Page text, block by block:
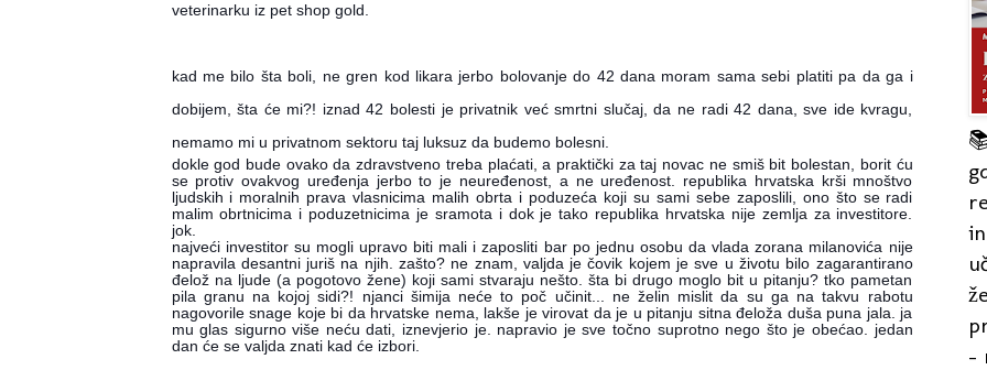
veterinarku iz pet shop gold.
kad me bilo šta boli, ne gren kod likara jerbo bolovanje do 42 dana moram sama sebi platiti pa da ga i
dobijem, šta će mi?! iznad 42 bolesti je privatnik već smrtni slučaj, da ne radi 42 dana, sve ide kvragu,
nemamo mi u privatnom sektoru taj luksuz da budemo bolesni.
dokle god bude ovako da zdravstveno treba plaćati, a praktički za taj novac ne smiš bit bolestan, borit ću
se protiv ovakvog uređenja jerbo to je neuređenost, a ne uređenost. republika hrvatska krši mnoštvo
ljudskih i moralnih prava vlasnicima malih obrta i poduzeća koji su sami sebe zaposlili, ono što se radi
malim obrtnicima i poduzetnicima je sramota i dok je tako republika hrvatska nije zemlja za investitore.
jok.
najveći investitor su mogli upravo biti mali i zaposliti bar po jednu osobu da vlada zorana milanovića nije
napravila desantni juriš na njih. zašto? ne znam, valjda je čovik kojem je sve u životu bilo zagarantirano
đelož na ljude (a pogotovo žene) koji sami stvaraju nešto. šta bi drugo moglo bit u pitanju? tko pametan
pila granu na kojoj sidi?! njanci šimija neće to poč učinit... ne želin mislit da su ga na takvu rabotu
nagovorile snage koje bi da hrvatske nema, lakše je virovat da je u pitanju sitna đeloža duša puna jala. ja
mu glas sigurno više neću dati, iznevjerio je. napravio je sve točno suprotno nego što je obećao. jedan
dan će se valjda znati kad će izbori.
-